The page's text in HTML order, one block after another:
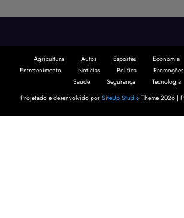
Agricultura Autos Esportes Economia
Entretenimento
Notícias Política Promoções
Saúde
Segurança
Tecnologia
Projetado e desenvolvido por SiteUp Studio Theme 2026 |